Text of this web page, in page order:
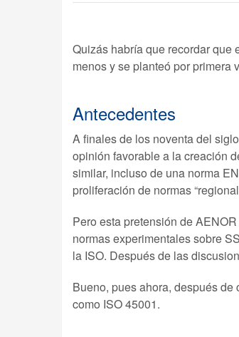
Quizás habría que recordar que
menos y se planteó por primera
Antecedentes
A finales de los noventa del
opinión favorable a la creación
similar, incluso de una norma EN
proliferación de normas
Pero esta pretensión de
normas experimentales sobre
la ISO. Después de las
Bueno, pues ahora, después
como ISO 45001.